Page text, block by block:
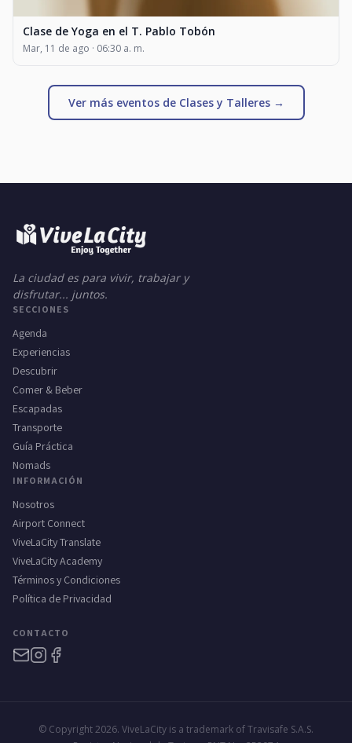
Clase de Yoga en el T. Pablo Tobón
Mar, 11 de ago · 06:30 a. m.
Ver más eventos de Clases y Talleres →
La ciudad es para vivir, trabajar y
disfrutar... juntos.
SECCIONES
Agenda
Experiencias
Descubrir
Comer & Beber
Escapadas
Transporte
Guía Práctica
Nomads
INFORMACIÓN
Nosotros
Airport Connect
ViveLaCity Translate
ViveLaCity Academy
Términos y Condiciones
Política de Privacidad
CONTACTO
© Copyright 2026. ViveLaCity is a trademark of Travisafe S.A.S.